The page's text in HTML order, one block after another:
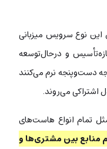
نوع سرویس میزبانی
و درحال‌توسعه
دست‌وپنجه نرم می‌کنند
می‌روند.
تمام انواع هاست‌های
بین مشتری‌ها و